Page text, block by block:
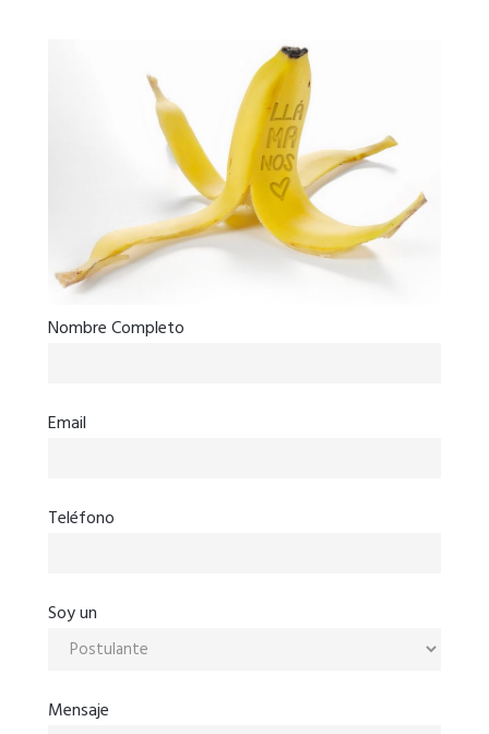
Nombre Completo
Email
Teléfono
Soy un
Mensaje